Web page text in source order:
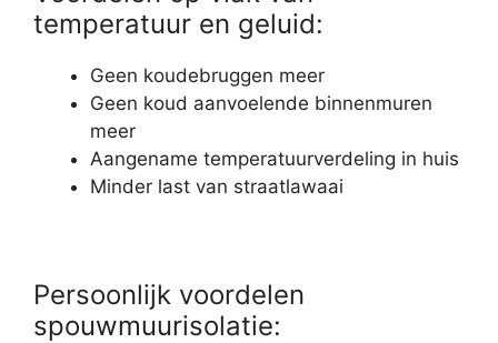
temperatuur en geluid:
Geen koudebruggen meer
Geen koud aanvoelende binnenmuren
meer
Aangename temperatuurverdeling in huis
Minder last van straatlawaai
Persoonlijk voordelen
spouwmuurisolatie: